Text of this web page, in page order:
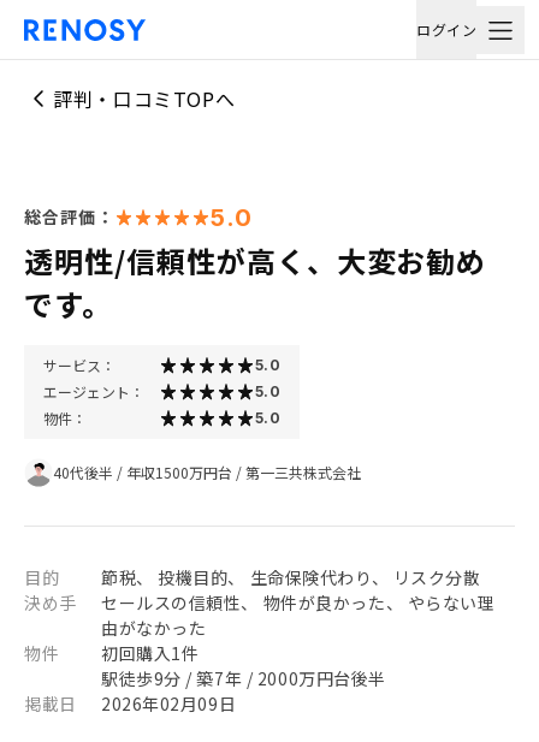
ログイン
評判・口コミTOPへ
総合評価： 5.0
透明性/信頼性が高く、大変お勧め
です。
サービス： 5.0
エージェント： 5.0
物件： 5.0
40代後半 / 年収1500万円台 /第一三共株式会社
目的
節税、 投機目的、 生命保険代わり、 リスク分散
決め手
セールスの信頼性、 物件が良かった、 やらない理
由がなかった
物件
初回購入1件
駅徒歩9分 / 築7年 / 2000万円台後半
掲載日
2026年02月09日